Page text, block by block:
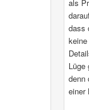
als
dass
Lüge
denn
einer